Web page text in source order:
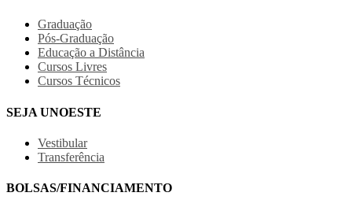
Graduação
Pós-Graduação
Educação a Distância
Cursos Livres
Cursos Técnicos
SEJA UNOESTE
Vestibular
Transferência
BOLSAS/FINANCIAMENTO